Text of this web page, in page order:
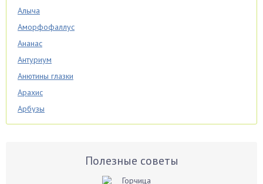
Алыча
Аморфофаллус
Ананас
Антуриум
Анютины глазки
Арахис
Арбузы
Аспарагус
Полезные советы